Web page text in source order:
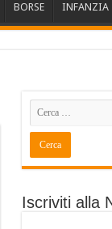
BORSE INFANZIA
Iscriviti alla